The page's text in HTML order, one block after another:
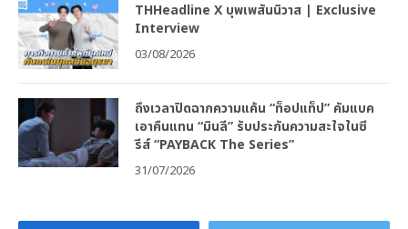
THHeadline X บุพเพสันนิวาส | Exclusive
Interview
03/08/2026
ถึงเวลาปิดฉากความแค้น “ท็อปแท็ป” คัมแบค
เอาคืนแทน “มินลี” รับประกันความสะใจในซี
รีส์ “PAYBACK The Series”
31/07/2026